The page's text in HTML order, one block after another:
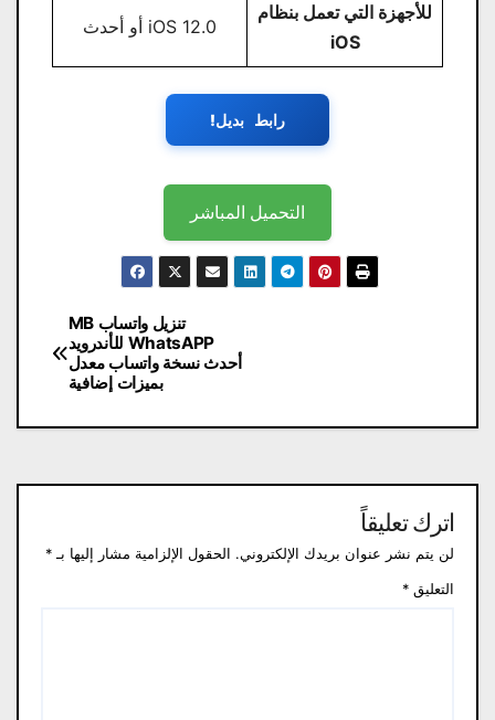
للأجهزة التي تعمل بنظام
iOS
iOS 12.0 أو أحدث
رابط بديل!
التحميل المباشر
تنزيل واتساب MB
WhatsAPP للأندرويد
أحدث نسخة واتساب معدل
بميزات إضافية
اترك تعليقاً
لن يتم نشر عنوان بريدك الإلكتروني. الحقول الإلزامية مشار إليها بـ *
التعليق *